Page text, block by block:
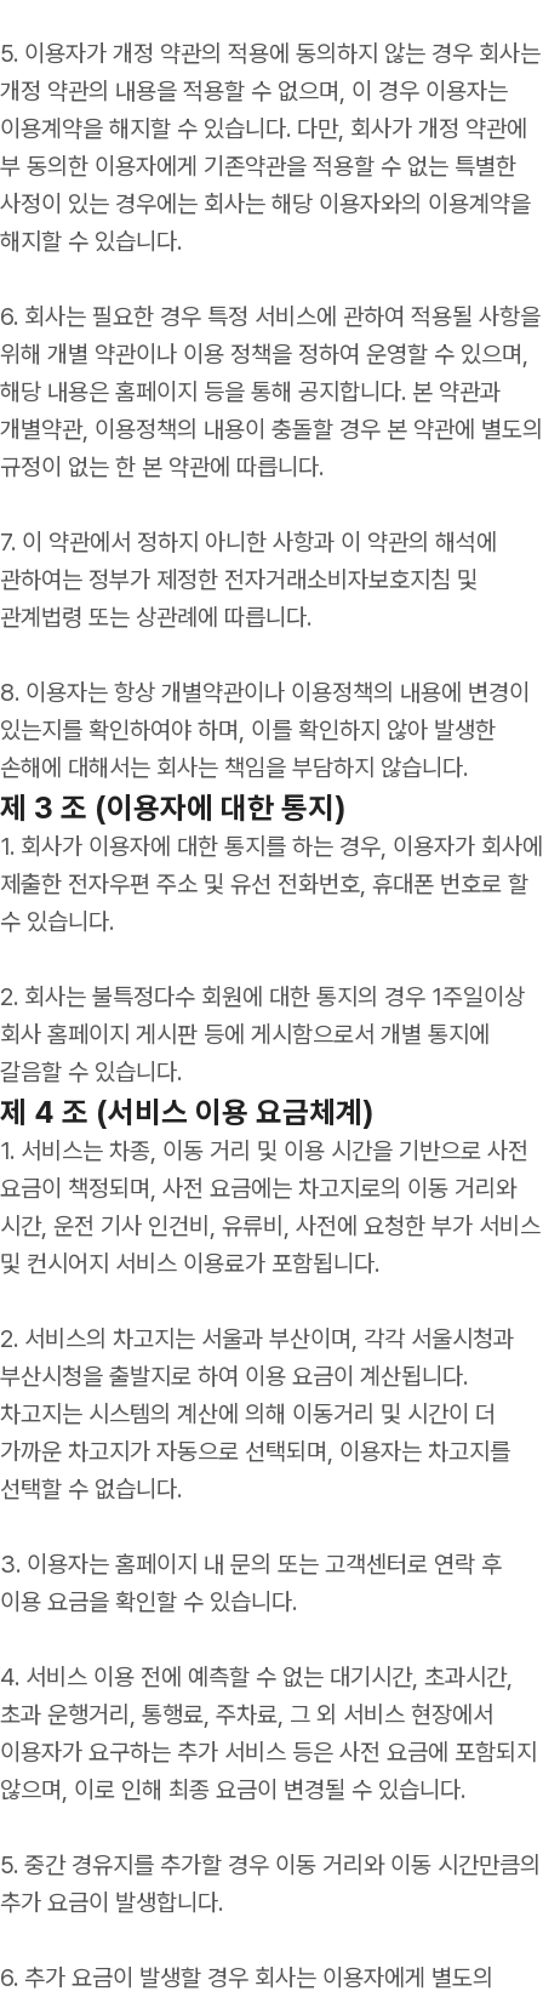
5. 이용자가 개정 약관의 적용에 동의하지 않는 경우 회사는
개정 약관의 내용을 적용할 수 없으며, 이 경우 이용자는
이용계약을 해지할 수 있습니다. 다만, 회사가 개정 약관에
부 동의한 이용자에게 기존약관을 적용할 수 없는 특별한
사정이 있는 경우에는 회사는 해당 이용자와의 이용계약을
해지할 수 있습니다.
6. 회사는 필요한 경우 특정 서비스에 관하여 적용될 사항을
위해 개별 약관이나 이용 정책을 정하여 운영할 수 있으며,
해당 내용은 홈페이지 등을 통해 공지합니다. 본 약관과
개별약관, 이용정책의 내용이 충돌할 경우 본 약관에 별도의
규정이 없는 한 본 약관에 따릅니다.
7. 이 약관에서 정하지 아니한 사항과 이 약관의 해석에
관하여는 정부가 제정한 전자거래소비자보호지침 및
관계법령 또는 상관례에 따릅니다.
8. 이용자는 항상 개별약관이나 이용정책의 내용에 변경이
있는지를 확인하여야 하며, 이를 확인하지 않아 발생한
손해에 대해서는 회사는 책임을 부담하지 않습니다.
제 3 조 (이용자에 대한 통지)
1. 회사가 이용자에 대한 통지를 하는 경우, 이용자가 회사에
제출한 전자우편 주소 및 유선 전화번호, 휴대폰 번호로 할
수 있습니다.
2. 회사는 불특정다수 회원에 대한 통지의 경우 1주일이상
회사 홈페이지 게시판 등에 게시함으로서 개별 통지에
갈음할 수 있습니다.
제 4 조 (서비스 이용 요금체계)
1. 서비스는 차종, 이동 거리 및 이용 시간을 기반으로 사전
요금이 책정되며, 사전 요금에는 차고지로의 이동 거리와
시간, 운전 기사 인건비, 유류비, 사전에 요청한 부가 서비스
및 컨시어지 서비스 이용료가 포함됩니다.
2. 서비스의 차고지는 서울과 부산이며, 각각 서울시청과
부산시청을 출발지로 하여 이용 요금이 계산됩니다.
차고지는 시스템의 계산에 의해 이동거리 및 시간이 더
가까운 차고지가 자동으로 선택되며, 이용자는 차고지를
선택할 수 없습니다.
3. 이용자는 홈페이지 내 문의 또는 고객센터로 연락 후
이용 요금을 확인할 수 있습니다.
4. 서비스 이용 전에 예측할 수 없는 대기시간, 초과시간,
초과 운행거리, 통행료, 주차료, 그 외 서비스 현장에서
이용자가 요구하는 추가 서비스 등은 사전 요금에 포함되지
않으며, 이로 인해 최종 요금이 변경될 수 있습니다.
5. 중간 경유지를 추가할 경우 이동 거리와 이동 시간만큼의
추가 요금이 발생합니다.
6. 추가 요금이 발생할 경우 회사는 이용자에게 별도의